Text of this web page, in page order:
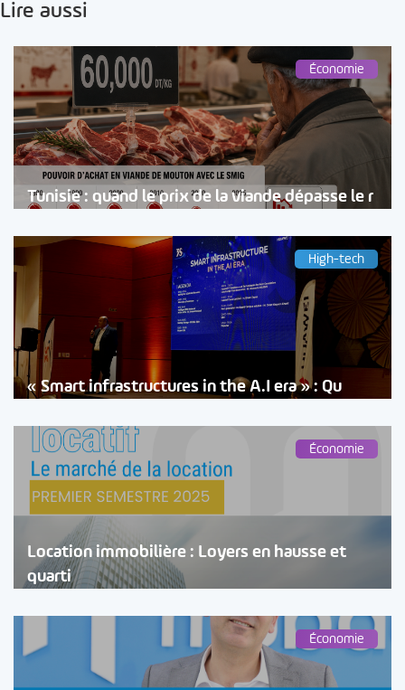
Lire aussi
Économie
Tunisie : quand le prix de la viande dépasse le r
High-tech
« Smart infrastructures in the A.I era » : Qu
Économie
Location immobilière : Loyers en hausse et
quarti
Économie